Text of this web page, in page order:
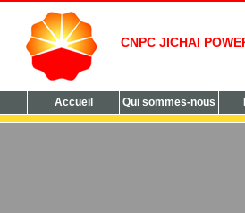
CNPC JICHAI
Accueil Qui sommes-nous